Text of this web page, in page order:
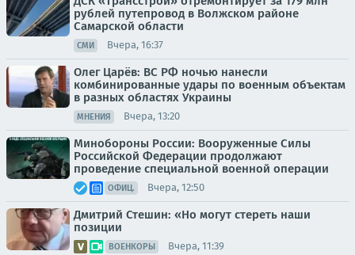
рублей путепровод в Волжском районе
Самарской области
СМИ Вчера, 16:37
Олег Царёв: ВС РФ ночью нанесли
комбинированные удары по военным объектам
в разных областях Украины
МНЕНИЯ Вчера, 13:20
Минобороны России: Вооруженные Силы
Российской Федерации продолжают
проведение специальной военной операции
ОФИЦ. Вчера, 12:50
Дмитрий Стешин: «Но могут стереть наши
позиции
ВОЕНКОРЫ Вчера, 11:39